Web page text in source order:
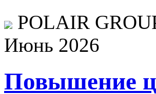
POLAIR
Июнь 2026
Повышение